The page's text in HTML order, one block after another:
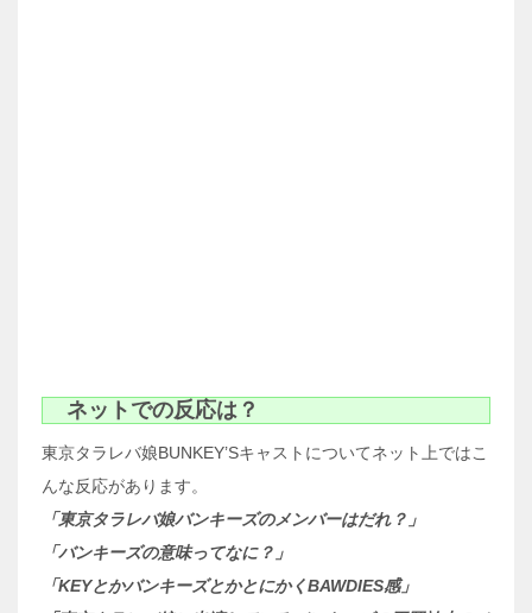
ネットでの反応は？
東京タラレバ娘BUNKEY’Sキャストについてネット上ではこ
んな反応があります。
「東京タラレバ娘バンキーズのメンバーはだれ？」
「バンキーズの意味ってなに？」
「KEYとかバンキーズとかとにかくBAWDIES感」